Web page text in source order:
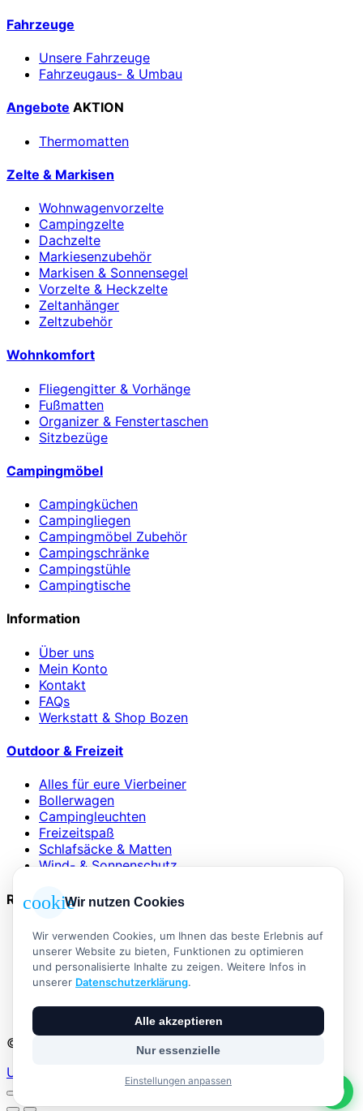
Fahrzeuge
Unsere Fahrzeuge
Fahrzeugaus- & Umbau
Angebote AKTION
Thermomatten
Zelte & Markisen
Wohnwagenvorzelte
Campingzelte
Dachzelte
Markiesenzubehör
Markisen & Sonnensegel
Vorzelte & Heckzelte
Zeltanhänger
Zeltzubehör
Wohnkomfort
Fliegengitter & Vorhänge
Fußmatten
Organizer & Fenstertaschen
Sitzbezüge
Campingmöbel
Campingküchen
Campingliegen
Campingmöbel Zubehör
Campingschränke
Campingstühle
Campingtische
Information
Über uns
Mein Konto
Kontakt
FAQs
Werkstatt & Shop Bozen
Outdoor & Freizeit
Alles für eure Vierbeiner
Bollerwagen
Campingleuchten
Freizeitspaß
Schlafsäcke & Matten
Wind- & Sonnenschutz
Rechtliches
AGB
Impressum
Datenschutzerklärung
Widerrufsbelehrung
Vertrag widerrufen
© 2026 Outdoor Living · Alle Rechte vorbehalten
Umsetzung:
cookieWir nutzen Cookies
Wir verwenden Cookies, um Ihnen das beste Erlebnis auf
unserer Website zu bieten, Funktionen zu optimieren
und personalisierte Inhalte zu zeigen. Weitere Infos in
unserer Datenschutzerklärung.
Alle akzeptieren
Nur essenzielle
Einstellungen anpassen